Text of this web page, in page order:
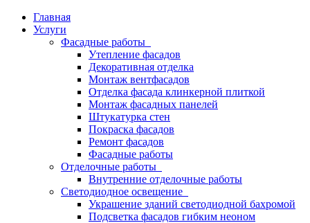
Главная
Услуги
Фасадные работы
Утепление фасадов
Декоративная отделка
Монтаж вентфасадов
Отделка фасада клинкерной плиткой
Монтаж фасадных панелей
Штукатурка стен
Покраска фасадов
Ремонт фасадов
Фасадные работы
Отделочные работы
Внутренние отделочные работы
Светодиодное освещение
Украшение зданий светодиодной бахромой
Подсветка фасадов гибким неоном